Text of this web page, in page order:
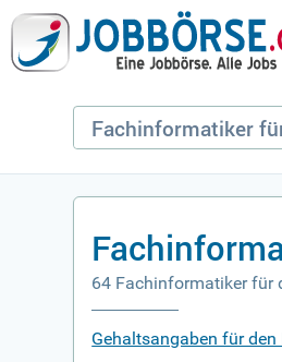
64 Fachinformatiker für
Gehaltsangaben für